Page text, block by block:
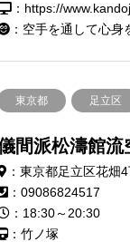
：https://
： 空手を通して心身
東京都 足立区
間派松濤館流
：東京都足立区花畑
：09086824517
：18:30～20:30
：竹ノ塚